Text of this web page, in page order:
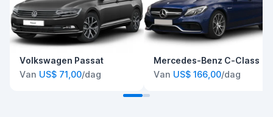
Volkswagen Passat
Van US$ 71,00/dag
Mercedes-Benz C-Class
Van US$ 166,00/dag